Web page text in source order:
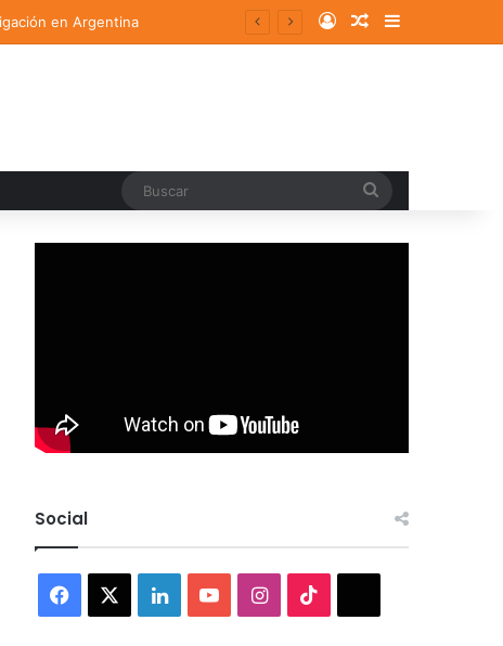
en Argentina Log InRandom Article
Sidebar
Social
Facebook LinkedInYouTubeInstagram